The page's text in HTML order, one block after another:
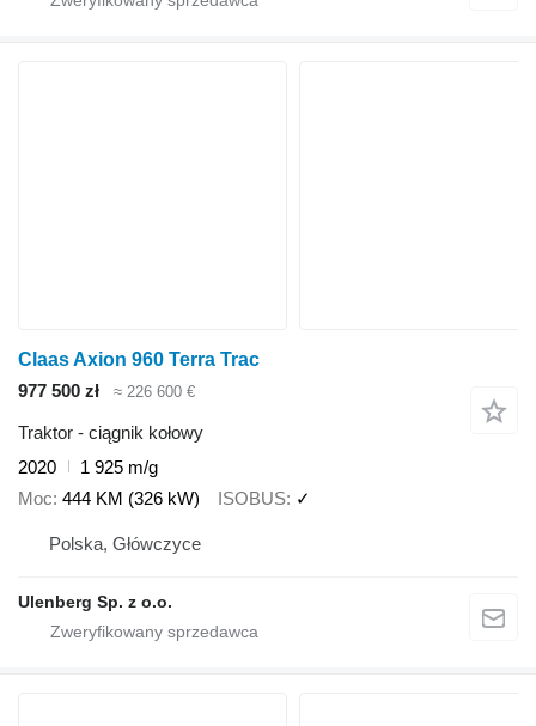
Claas Axion 960 Terra Trac
977 500 zł
≈ 226 600 €
Traktor - ciągnik kołowy
2020
1 925 m/g
Moc 444 KM (326 kW) ISOBUS ✓
Polska, Główczyce
Ulenberg Sp. z o.o.